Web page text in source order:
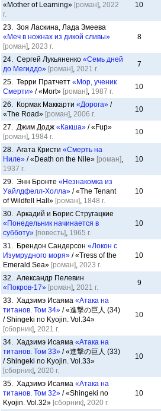
«Mother of Learning» [роман], 2022
г.
10
23. Зоя Ласкина, Лада Змеева
«Меч в ножнах из дикой сливы»
[роман], 2023 г.
8
24. Сергей Лукьяненко «Семь дней
до Мегиддо» [роман], 2021 г.
7
25. Терри Пратчетт «Мор, ученик
Смерти» / «Mort» [роман], 1987 г.
10
26. Кормак Маккарти «Дорога» /
«The Road» [роман], 2006 г.
10
27. Джим Додж «Какша» / «Fup»
[роман], 1984 г.
10
28. Агата Кристи «Смерть на
Ниле» / «Death on the Nile» [роман],
1937 г.
10
29. Энн Бронте «Незнакомка из
Уайлдфелл-Холла» / «The Tenant
of Wildfell Hall» [роман], 1848 г.
10
30. Аркадий и Борис Стругацкие
«Понедельник начинается в
субботу» [повесть], 1965 г.
10
31. Брендон Сандерсон «Локон с
Изумрудного моря» / «Tress of the
Emerald Sea» [роман], 2023 г.
10
32. Александр Пелевин
«Покров-17» [роман], 2021 г.
9
33. Хадзимэ Исаяма «Атака на
титанов. Том 34» / «進撃の巨人 (34)
/ Shingeki no Kyojin. Vol.34»
[сборник], 2021 г.
10
34. Хадзимэ Исаяма «Атака на
титанов. Том 33» / «進撃の巨人 (33)
/ Shingeki no Kyojin. Vol.33»
[сборник], 2020 г.
10
35. Хадзимэ Исаяма «Атака на
титанов. Том 32» / «Shingeki no
Kyojin. Vol.32» [сборник], 2020 г.
10